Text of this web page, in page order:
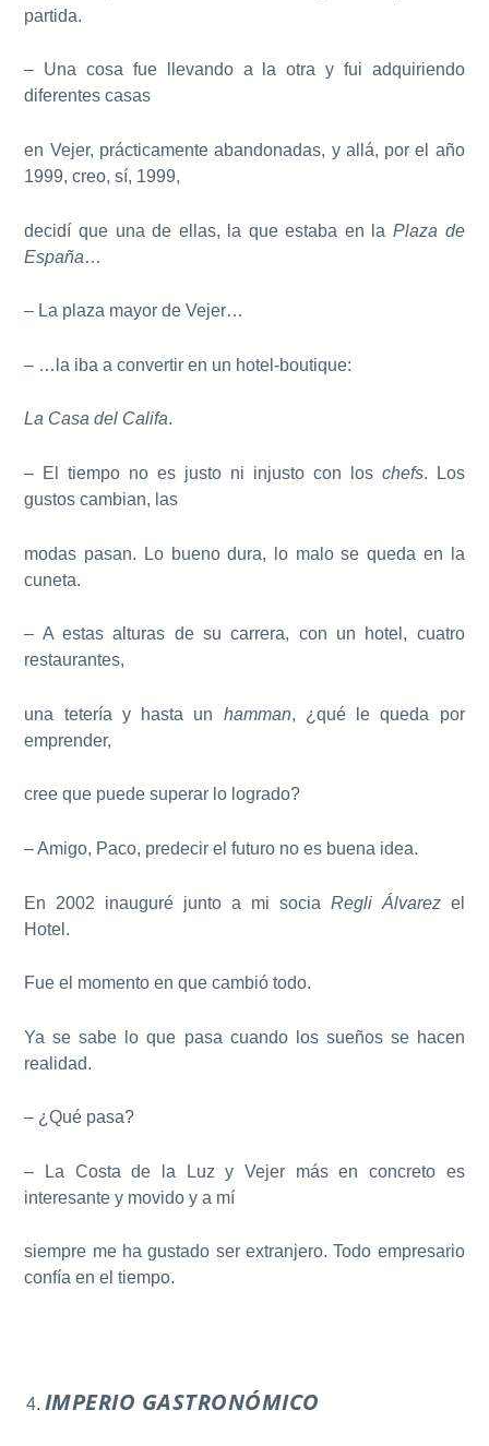
partida.
– Una cosa fue llevando a la otra y fui adquiriendo
diferentes casas
en Vejer, prácticamente abandonadas, y allá, por el año
1999, creo, sí, 1999,
decidí que una de ellas, la que estaba en laPlaza de
España…
– La plaza mayor de Vejer…
– …la iba a convertir en un hotel-boutique:
La Casa del Califa.
– El tiempo no es justo ni injusto con los chefs. Los
gustos cambian, las
modas pasan. Lo bueno dura, lo malo se queda en la
cuneta.
– A estas alturas de su carrera, con un hotel, cuatro
restaurantes,
una tetería y hasta un hamman, ¿qué le queda por
emprender,
cree que puede superar lo logrado?
– Amigo, Paco, predecir el futuro no es buena idea.
En 2002 inauguré junto a mi socia Regli Álvarezel
Hotel.
Fue el momento en que cambió todo.
Ya se sabe lo que pasa cuando los sueños se hacen
realidad.
– ¿Qué pasa?
– La Costa de la Luz y Vejer más en concreto es
interesante y movido y a mí
siempre me ha gustado ser extranjero. Todo empresario
confía en el tiempo.
IMPERIO GASTRONÓMICO